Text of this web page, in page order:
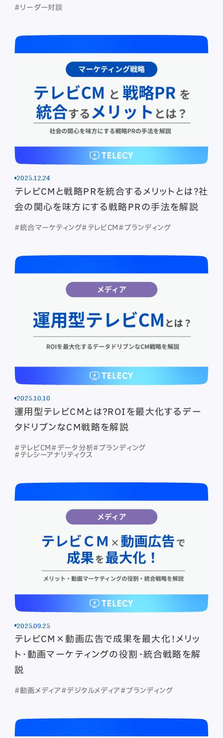
#リーダー対談
2025.12.24
テレビCMと戦略PRを統合するメリットとは？社
会の関心を味方にする戦略PRの手法を解説
#統合マーケティング#テレビCM#ブランディング
2025.10.10
運用型テレビCMとは？ROIを最大化するデー
タドリブンなCM戦略を解説
#テレビCM #データ分析#ブランディング
#テレシーアナリティクス
2025.09.25
テレビCM×動画広告で成果を最大化！メリッ
ト・動画マーケティングの役割・統合戦略を解
説
#動画メディア#デジタルメディア#ブランディング